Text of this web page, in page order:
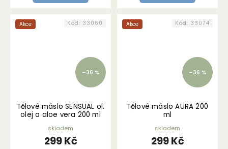
Akce
–36 %
Tělové máslo SENSUAL ol.
olej a aloe vera 200 ml
skladem
299 Kč
Kód: 33060 Akce
–36 %
Tělové máslo AURA 200
ml
skladem
299 Kč
Kód: 33074